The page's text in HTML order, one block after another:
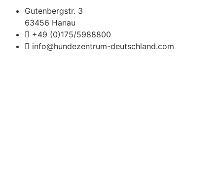
Gutenbergstr. 3
63456 Hanau
+49 (0)175/5988800
info@hundezentrum-deutschland.com